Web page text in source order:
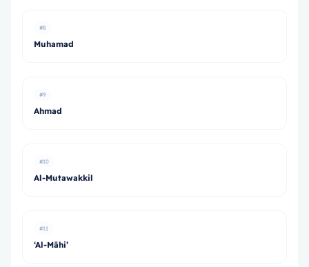
#8
Muhamad
#9
Ahmad
#10
Al-Mutawakkil
#11
‘Al-Māhi’